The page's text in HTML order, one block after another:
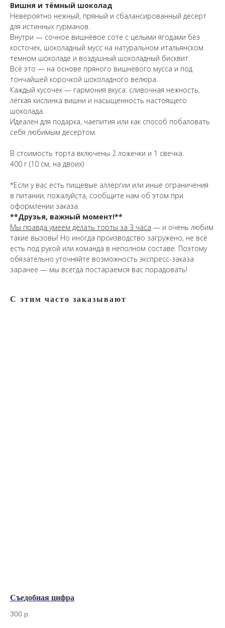
Вишня и тёмный шоколад
Невероятно нежный, пряный и сбалансированный десерт
для истинных гурманов.
Внутри — сочное вишнёвое соте с целыми ягодами без
косточек, шоколадный мусс на натуральном итальянском
тёмном шоколаде и воздушный шоколадный бисквит.
Всё это — на основе пряного вишнёвого мусса и под
тончайшей корочкой шоколадного велюра.
Каждый кусочек — гармония вкуса: сливочная нежность,
лёгкая кислинка вишни и насыщенность настоящего
шоколада.
Идеален для подарка, чаепития или как способ побаловать
себя любимым десертом.
В стоимость торта включены 2 ложечки и 1 свечка.
400 г (10 см, на двоих)
*Если у вас есть пищевые аллергии или иные ограничения
в питании, пожалуйста, сообщите нам об этом при
оформлении заказа.
**Друзья, важный момент!**
Мы правда умеем делать торты за 3 часа — и очень любим
такие вызовы! Но иногда производство загружено, не всё
есть под рукой или команда в неполном составе. Поэтому
обязательно уточняйте возможность экспресс-заказа
заранее — мы всегда постараемся вас порадовать!
С этим часто заказывают
Съедобная цифра
300 р.